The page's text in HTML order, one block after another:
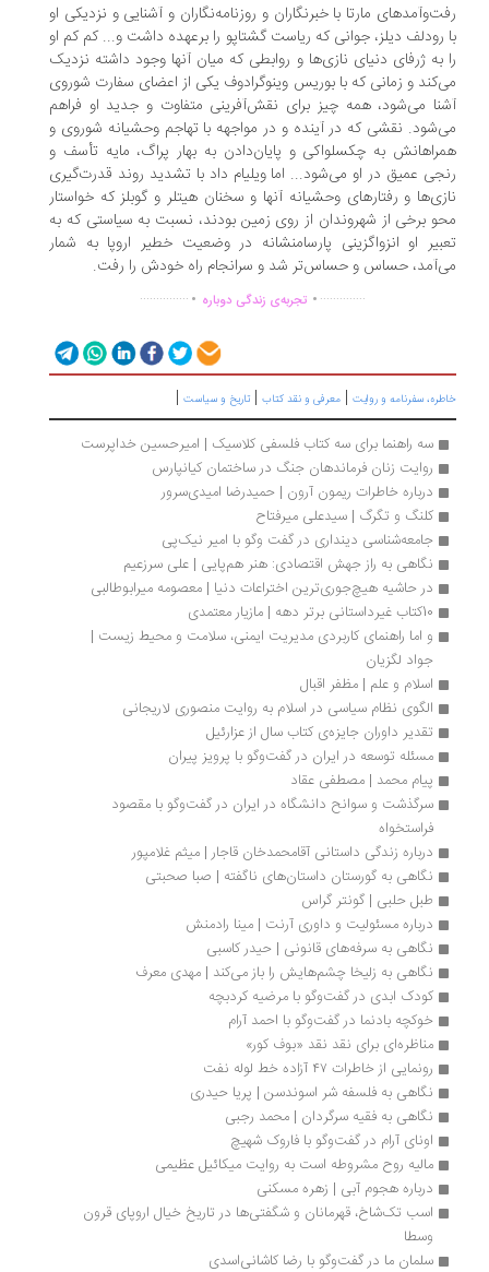
مارتا با خبرنگاران و روزنامه‌نگاران و آشنایی و نزدیکی او
رودلف دیلز، جوانی که ریاست گشتاپو را برعهده داشت و... کم کم او
به ژرفای دنیای نازی‌ها و روابطی که میان آنها وجود داشته نزدیک
و زمانی که با بوریس وینوگرادوف یکی از اعضای سفارت شوروی
می‌شود، همه چیز برای نقش‌آفرینی متفاوت و جدید او فراهم
نقشی که در آینده و در مواجهه با تهاجم وحشیانه شوروی و
به چکسلواکی و پایان‌دادن به بهار پراگ، مایه تأسف و
عمیق در او می‌شود... اما ویلیام داد با تشدید روند قدرت‌گیری
و رفتارهای وحشیانه آنها و سخنان هیتلر و گوبلز که خواستار
برخی از شهروندان از روی زمین بودند، نسبت به سیاستی که به
او انزواگزینی پارسامنشانه در وضعیت خطیر اروپا به شمار
حساس و حساس‌تر شد و سرانجام راه خودش را رفت.
................تجربه‌ی زندگی دوباره ...............
سفرنامه‌ و روایت|معرفی و نقد کتاب|تاریخ و سیاست |
سه راهنما برای سه کتاب فلسفی کلاسیک | امیرحسین خداپرست
روایت زنان فرماندهان جنگ در ساختمان کیانپارس
درباره خاطرات ریمون آرون | حمیدرضا امیدی‌سرور
کلنگ و تگرگ | سیدعلی میرفتاح
جامعه‌شناسی دینداری در گفت ‌وگو با امیر نیک‌پی
نگاهی به راز جهش اقتصادی: هنر هم‌پایی | علی سرزعیم
در حاشیه هیچ‌جوری‌ترین اختراعات دنیا | معصومه میرابوطالبی
و اما راهنمای کاربردی مدیریت ایمنی، سلامت و محیط زیست |
جواد لگزیان
اسلام و علم | مظفر اقبال
الگوی نظام سیاسی در اسلام به روایت منصوری لاریجانی
تقدیر داوران جایزه‌ی کتاب سال از عزارئیل
مسئله توسعه در ایران در گفت‌وگو با پرویز پیران
پیام محمد | مصطفی عقاد
سرگذشت و سوانح دانشگاه در ایران در گفت‌وگو با مقصود
فراستخواه
درباره زندگی داستانی آقامحمدخان قاجار | میثم غلامپور
نگاهی به گورستان داستان‌های ناگفته | صبا صحبتی
طبل حلبی | گونتر گراس
درباره مسئولیت و داوری آرنت | مینا رادمنش
نگاهی به سرفه‌های قانونی | حیدر کاسبی
نگاهی به زلیخا چشم‌هایش را باز می‌كند | مهدی معرف
کودک ابدی در گفت‌وگو با مرضیه کردبچه
خوکچه‌ بادنما در گفت‌وگو با احمد آرام
مناظره‌ای برای نقد نقد «بوف کور»
رونمایی از خاطرات ۴۷ آزاده خط لوله نفت
نگاهی به فلسفه شر اسوندسن | پریا حیدری
نگاهی به فقیه سرگردان | محمد رجبی
اونای آرام در گفت‌وگو با فاروک شهیچ‭
مالیه روح مشروطه است به روایت میکائیل عظیمی
درباره هجوم آبی | زهره مسکنی
اسب تک‌شاخ، قهرمانان و شگفتی‌ها در تاریخ خیال اروپای قرون
سلمان ما در گفت‌وگو با رضا کاشانی‌اسدی